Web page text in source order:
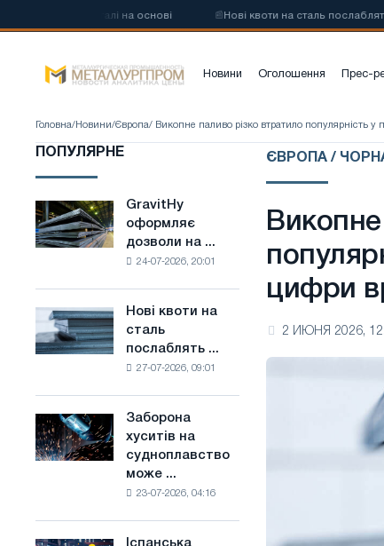
сталі на основі Нові квоти на сталь послаблять
Новини Оголошення Прес-
Головна/ Новини/Європа/ Викопне паливо різко втратило популярність
ПОПУЛЯРНЕ
GravitHy
оформляє
дозволи
виробництва
на
основі
водню
у
GravitHy
оформляє
дозволи на ...
24-07-2026, 20:01
Нові
квоти
на
в
Сполученому
Нові квоти на
сталь
послаблять ...
27-07-2026, 09:01
Заборона
хуситів
на
судноплавство
Заборона
хуситів на
судноплавство
може ...
23-07-2026, 04:16
Іспанська
ЄВРОПА /
цифри
2 ИЮНЯ 2026,